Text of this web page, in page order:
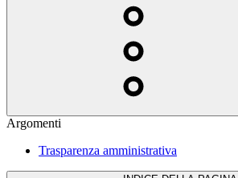
Argomenti
Trasparenza amministrativa